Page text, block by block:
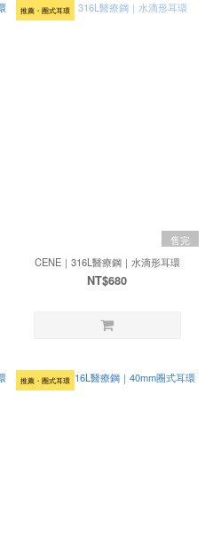
推薦・圈式耳環
售完
CENE｜316L醫療鋼｜水滴形耳環
NT$680
推薦・圈式耳環